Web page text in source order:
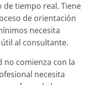
tiempo real. Tiene
de orientación
necesita
al consultante.
no comienza con la
necesita